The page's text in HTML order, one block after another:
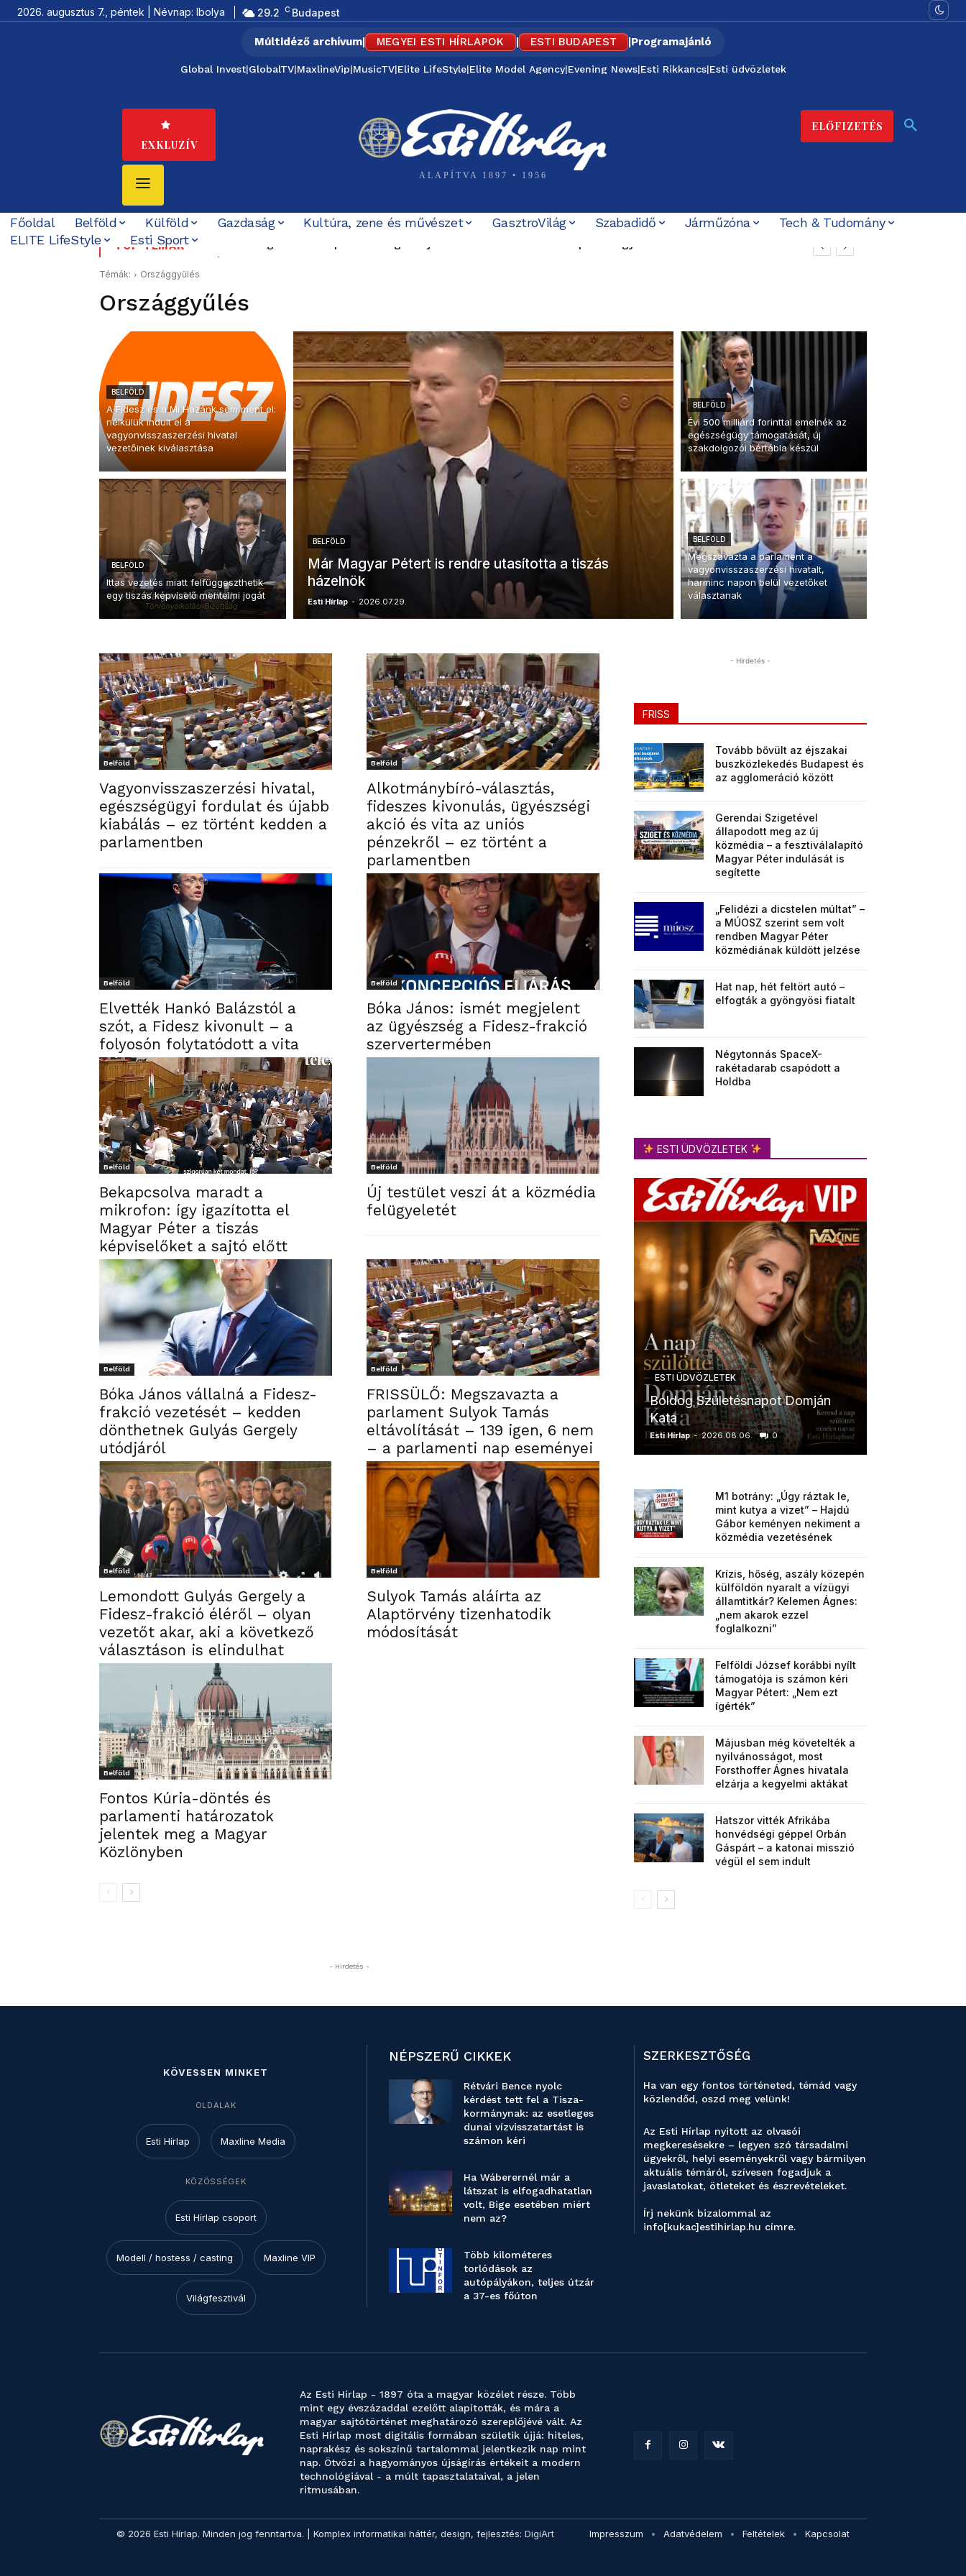
2026. augusztus 7., péntek | Névnap: Ibolya 29.2 C Budapest
Múltidéző archívum| MEGYEI ESTI HÍRLAPOK | ESTI BUDAPEST |Programajánló
Global Invest|GlobalTV|MaxlineVip|MusicTV|Elite LifeStyle|Elite Model Agency|Evening News|Esti Rikkancs|Esti üdvözletek
EXKLUZÍV
ALAPÍTVA 1897 • 1956
ELŐFIZETÉS
Főoldal Belföld Külföld Gazdaság Kultúra, zene és művészet GasztroVilág Szabadidő Járműzóna
Tech & Tudomány
ELITE LifeStyle
Esti Sport
TOP TÉMÁK
„Felidézi a dicstelen múltat” – a MÚOSZ szerint sem volt rendben Magyar Péter közmédiának
küldött jelzése
Témák: Országgyűlés
Országgyűlés
BELFÖLD
A Fidesz és a Mi Hazánk sem ment el:
nélkülük indult el a
vagyonvisszaszerzési hivatal
vezetőinek kiválasztása
BELFÖLD
Ittas vezetés miatt felfüggeszthetik
egy tiszás képviselő mentelmi jogát
BELFÖLD
Már Magyar Pétert is rendre utasította a tiszás
házelnök
Esti Hírlap - 2026.07.29.
BELFÖLD
Évi 500 milliárd forinttal emelnék az
egészségügy támogatását, új
szakdolgozói bértábla készül
BELFÖLD
Megszavazta a parlament a
vagyonvisszaszerzési hivatalt,
harminc napon belül vezetőket
választanak
Belföld
Vagyonvisszaszerzési hivatal,
egészségügyi fordulat és újabb
kiabálás – ez történt kedden a
parlamentben
Belföld
Alkotmánybíró-választás,
fideszes kivonulás, ügyészségi
akció és vita az uniós
pénzekről – ez történt a
parlamentben
Belföld
Elvették Hankó Balázstól a
szót, a Fidesz kivonult – a
folyosón folytatódott a vita
Belföld
Bóka János: ismét megjelent
az ügyészség a Fidesz-frakció
szervertermében
Belföld
Bekapcsolva maradt a
mikrofon: így igazította el
Magyar Péter a tiszás
képviselőket a sajtó előtt
Belföld
Új testület veszi át a közmédia
felügyeletét
Belföld
Bóka János vállalná a Fidesz-
frakció vezetését – kedden
dönthetnek Gulyás Gergely
utódjáról
Belföld
FRISSÜLŐ: Megszavazta a
parlament Sulyok Tamás
eltávolítását – 139 igen, 6 nem
– a parlamenti nap eseményei
Belföld
Lemondott Gulyás Gergely a
Fidesz-frakció éléről – olyan
vezetőt akar, aki a következő
választáson is elindulhat
Belföld
Sulyok Tamás aláírta az
Alaptörvény tizenhatodik
módosítását
Belföld
Fontos Kúria-döntés és
parlamenti határozatok
jelentek meg a Magyar
Közlönyben
- Hirdetés -
- Hirdetés -
FRISS
Tovább bővült az éjszakai
buszközlekedés Budapest és
az agglomeráció között
Gerendai Szigetével
állapodott meg az új
közmédia – a fesztiválalapító
Magyar Péter indulását is
segítette
„Felidézi a dicstelen múltat” –
a MÚOSZ szerint sem volt
rendben Magyar Péter
közmédiának küldött jelzése
Hat nap, hét feltört autó –
elfogták a gyöngyösi fiatalt
Négytonnás SpaceX-
rakétadarab csapódott a
Holdba
ESTI ÜDVÖZLETEK
ESTI ÜDVÖZLETEK
Boldog Születésnapot Domján
Kata
Esti Hírlap - 2026.08.06. 0
M1 botrány: „Úgy ráztak le,
mint kutya a vizet” – Hajdú
Gábor keményen nekiment a
közmédia vezetésének
Krízis, hőség, aszály közepén
külföldön nyaralt a vízügyi
államtitkár? Kelemen Ágnes:
„nem akarok ezzel
foglalkozni”
Felföldi József korábbi nyílt
támogatója is számon kéri
Magyar Pétert: „Nem ezt
ígérték”
Májusban még követelték a
nyilvánosságot, most
Forsthoffer Ágnes hivatala
elzárja a kegyelmi aktákat
Hatszor vitték Afrikába
honvédségi géppel Orbán
Gáspárt – a katonai misszió
végül el sem indult
KÖVESSEN MINKET
OLDALAK
Esti Hírlap Maxline Media
KÖZÖSSÉGEK
Esti Hírlap csoport
Modell / hostess / casting Maxline VIP
Világfesztivál
NÉPSZERŰ CIKKEK
Rétvári Bence nyolc
kérdést tett fel a Tisza-
kormánynak: az esetleges
dunai vízvisszatartást is
számon kéri
Ha Wáberernél már a
látszat is elfogadhatatlan
volt, Bige esetében miért
nem az?
Több kilométeres
torlódások az
autópályákon, teljes útzár
a 37-es főúton
SZERKESZTŐSÉG
Ha van egy fontos történeted, témád vagy
közlendőd, oszd meg velünk!
Az Esti Hírlap nyitott az olvasói
megkeresésekre – legyen szó társadalmi
ügyekről, helyi eseményekről vagy bármilyen
aktuális témáról, szívesen fogadjuk a
javaslatokat, ötleteket és észrevételeket.
Írj nekünk bizalommal az
info[kukac]estihirlap.hu címre.
Az Esti Hírlap - 1897 óta a magyar közélet része. Több
mint egy évszázaddal ezelőtt alapították, és mára a
magyar sajtótörténet meghatározó szereplőjévé vált. Az
Esti Hírlap most digitális formában születik újjá: hiteles,
naprakész és sokszínű tartalommal jelentkezik nap mint
nap. Ötvözi a hagyományos újságírás értékeit a modern
technológiával - a múlt tapasztalataival, a jelen
ritmusában.
© 2026 Esti Hírlap. Minden jog fenntartva. | Komplex informatikai háttér, design, fejlesztés: DigiArt Impresszum Adatvédelem Feltételek Kapcsolat